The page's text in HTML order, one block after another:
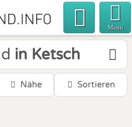
Menu
in Ketsch
Nähe Sortieren